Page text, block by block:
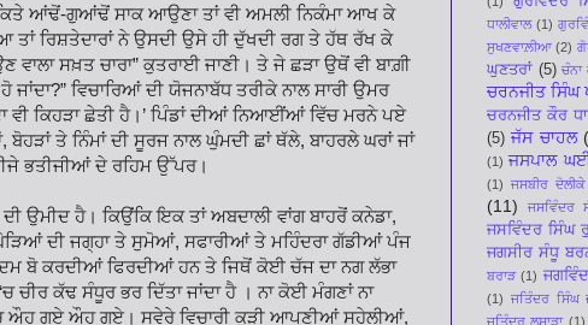
ਆਂਢੋਂ-ਗੁਆਂਢੋਂ ਸਾਕ ਆਉਣਾ ਤਾਂ ਵੀ ਅਮਲੀ ਨਿਕੰਮਾ ਆਖ ਕੇ
ਤਾਂ ਰਿਸ਼ਤੇਦਾਰਾਂ ਨੇ ਉਸਦੀ ਉਸੇ ਹੀ ਦੁੱਖਦੀ ਰਗ ਤੇ ਹੱਥ ਰੱਖ ਕੇ
ਸਖ਼ਤ ਚਾਰਾ” ਕੁਤਰਾਈ ਜਾਣੀ। ਤੇ ਜੇ ਛੜਾ ਉਥੋਂ ਵੀ ਬਾਗ਼ੀ
ਵਿਚਾਰਿਆਂ ਦੀ ਯੋਜਨਾਬੱਧ ਤਰੀਕੇ ਨਾਲ ਸਾਰੀ ਉਮਰ
ਵੀ ਕਿਹੜਾ ਛੇਤੀ ਹੈ।’ ਪਿੰਡਾਂ ਦੀਆਂ ਨਿਆਈਂਆਂ ਵਿੱਚ ਮਰਨੇ ਪਏ
ਤੇ ਨਿੰਮਾਂ ਦੀ ਸੂਰਜ ਨਾਲ ਘੁੰਮਦੀ ਛਾਂ ਥੱਲੇ, ਬਾਹਰਲੇ ਘਰਾਂ ਜਾਂ
ਭਤੀਜੀਆਂ ਦੇ ਰਹਿਮ ਉੱਪਰ।
ਉਮੀਦ ਹੈ। ਕਿਉਂਕਿ ਇਕ ਤਾਂ ਅਬਦਾਲੀ ਵਾਂਗ ਬਾਹਰੋਂ ਕਨੇਡਾ,
ਦੀ ਜਗ੍ਹਾ ਤੇ ਸੁਮੋਆਂ, ਸਫਾਰੀਆਂ ਤੇ ਮਹਿੰਦਰਾ ਗੱਡੀਆਂ ਪੰਜ
ਬੋ ਕਰਦੀਆਂ ਫਿਰਦੀਆਂ ਹਨ ਤੇ ਜਿਥੋਂ ਕੋਈ ਚੱਜ ਦਾ ਨਗ ਲੱਭਾ
ਚੀਰ ਕੱਢ ਸੰਧੂਰ ਭਰ ਦਿੱਤਾ ਜਾਂਦਾ ਹੈ । ਨਾ ਕੋਈ ਮੰਗਣਾਂ ਨਾ
ਔਹ ਗਏ ਔਹ ਗਏ। ਸਵੇਰੇ ਵਿਚਾਰੀ ਕੁੜੀ ਆਪਣੀਆਂ ਸਹੇਲੀਆਂ,
ਧਾਲੀਵਾਲ (1)
ਸੁਖਣਵਾਲ਼ੀਆ (2)
ਘੁਣਤਰਾਂ (5)
ਚਰਨਜੀਤ ਸਿੰਘ
ਚਰਨਜੀਤ ਕੌਰ
(5) ਜੱਸ ਚਾਹਲ
(1) ਜਸਪਾਲ
(1) ਜਸਬੀਰ ਦੋਲੀਕੇ
(11) ਜਸਵਿੰਦਰ
ਜਸਵਿੰਦਰ ਸਿੰਘ
ਜਗਸੀਰ ਸੰਧੂ
ਬਰਾੜ (1)
(1) ਜਤਿੰਦਰ ਸਿੰਘ
ਜਤਿੰਦਰ ਲਸਾੜਾ (1)